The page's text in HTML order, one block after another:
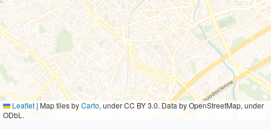
Leaflet | Map tiles byCarto, under CC BY 3.0. Data by OpenStreetMap, under
ODbL.